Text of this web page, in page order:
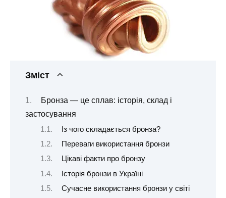
Зміст
Бронза — це сплав: історія, склад і
застосування
Із чого складається бронза?
Переваги використання бронзи
Цікаві факти про бронзу
Історія бронзи в Україні
Сучасне використання бронзи у світі